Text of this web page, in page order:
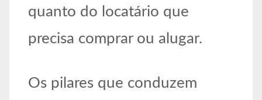
quanto do locatário que
precisa comprar ou alugar.
Os pilares que conduzem